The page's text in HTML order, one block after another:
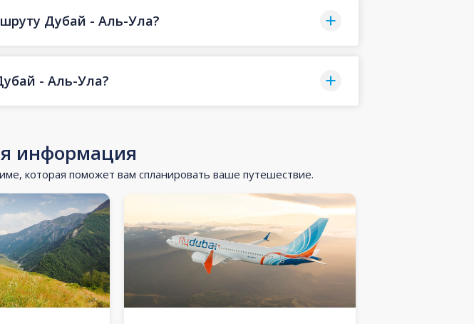
Дубай - Аль-Ула?
- Аль-Ула?
информация
которая поможет вам спланировать ваше путешествие.